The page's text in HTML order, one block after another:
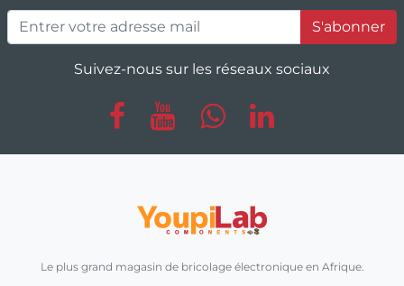
S'abonner
Suivez-nous sur les réseaux sociaux
Le plus grand magasin de bricolage électronique en Afrique.